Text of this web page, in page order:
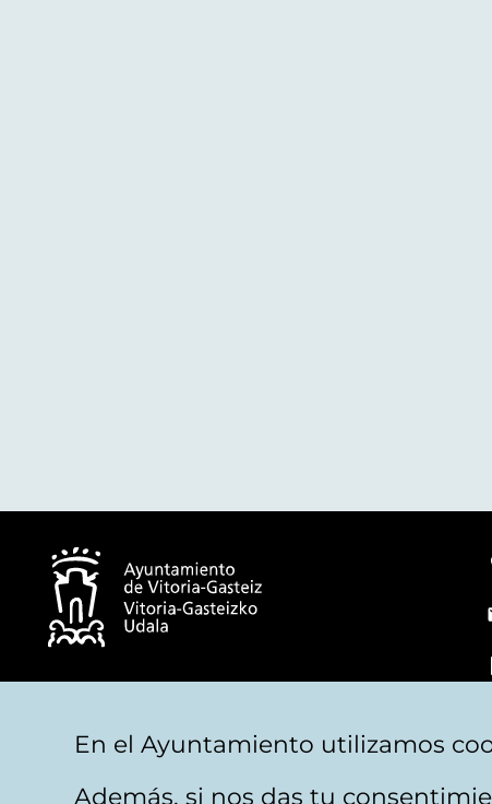
En el Ayuntamiento utilizamos
Además, si nos das tu